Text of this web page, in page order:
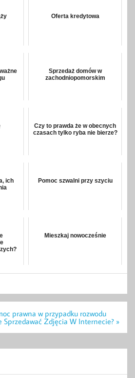
Oferta kredytowa
Sprzedaż domów w
zachodniopomorskim
Czy to prawda że w obecnych
czasach tylko ryba nie bierze?
ich
Pomoc szwalni przy szyciu
Mieszkaj nowocześnie
prawna w przypadku rozwodu
Sprzedawać Zdjęcia W Internecie? »